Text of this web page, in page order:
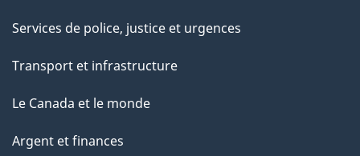
Services de police, justice et urgences
Transport et infrastructure
Le Canada et le monde
Argent et finances